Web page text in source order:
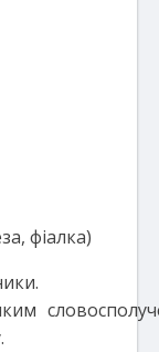
фіалка)